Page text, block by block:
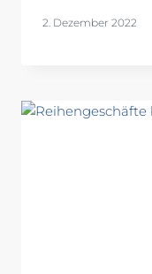
2. Dezember 2022